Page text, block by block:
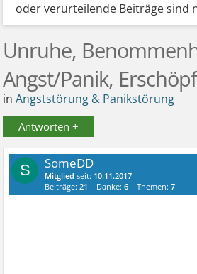
oder verurteilende Beiträge sind
Unruhe,
Angst/Panik,
inAngststörung & Panikstörung
Antworten +
S SomeDD
Mitglied seit: 10.11.2017
Beiträge:21 Danke:6 Themen:7